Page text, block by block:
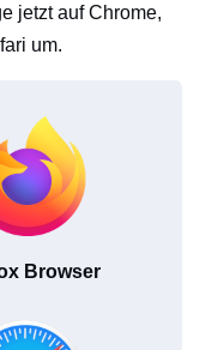
jetzt auf Chrome,
um.
Browser